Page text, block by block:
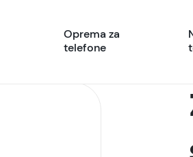
Oprema za
telefone